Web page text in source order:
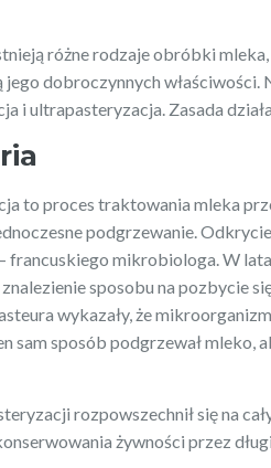
różne rodzaje obróbki
jego dobroczynnych właściwości.
i ultrapasteryzacja. Zasada
to proces traktowania mleka
podgrzewanie.
francuskiego mikrobiologa. W
sposobu na pozbycie
wykazały, że
sam sposób podgrzewał mleko,
rozpowszechnił się na
żywności przez długi